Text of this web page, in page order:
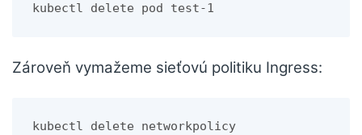
kubectl delete pod test-1
Zároveň vymažeme sieťovú politiku Ingress:
kubectl delete networkpolicy